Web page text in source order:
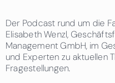
Der Podcast rund um die
Elisabeth Wenzl,
Management GmbH, im
und Experten zu aktuellen
Fragestellungen.